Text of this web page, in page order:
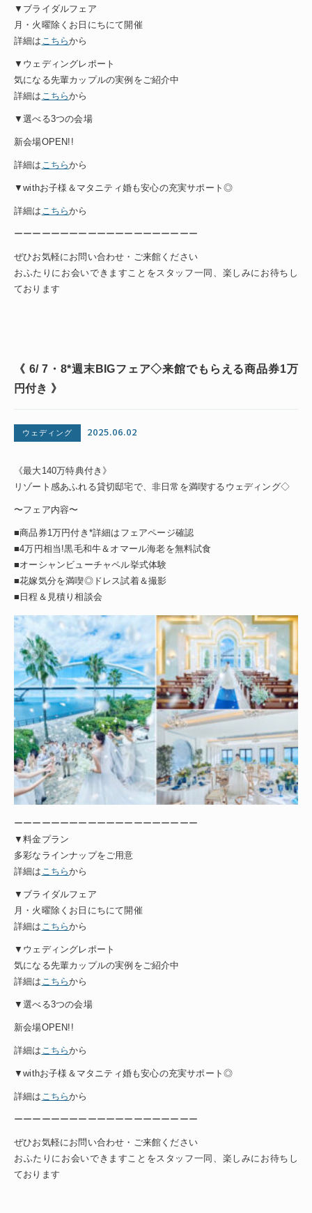
▼ブライダルフェア
月・火曜除くお日にちにて開催
詳細は こちらから
▼ウェディングレポート
気になる先輩カップルの実例をご紹介中
詳細は こちらから
▼選べる3つの会場
新会場OPEN!!
詳細は こちらから
▼withお子様＆マタニティ婚も安心の充実サポート◎
詳細は こちらから
ーーーーーーーーーーーーーーーーーーーー
ぜひお気軽にお問い合わせ・ご来館ください
おふたりにお会いできますことをスタッフ一同、楽しみにお待ちし
ております
《 6/ 7・8*週末BIGフェア◇来館でもらえる商品券1万
円付き 》
ウェディング 2025.06.02
《最大140万特典付き》
リゾート感あふれる貸切邸宅で、非日常を満喫するウェディング◇
〜フェア内容〜
■商品券1万円付き*詳細はフェアページ確認
■4万円相当!黒毛和牛＆オマール海老を無料試食
■オーシャンビューチャペル挙式体験
■花嫁気分を満喫◎ドレス試着＆撮影
■日程＆見積り相談会
ーーーーーーーーーーーーーーーーーーーー
▼料金プラン
多彩なラインナップをご用意
詳細は こちらから
▼ブライダルフェア
月・火曜除くお日にちにて開催
詳細は こちらから
▼ウェディングレポート
気になる先輩カップルの実例をご紹介中
詳細は こちらから
▼選べる3つの会場
新会場OPEN!!
詳細は こちらから
▼withお子様＆マタニティ婚も安心の充実サポート◎
詳細は こちらから
ーーーーーーーーーーーーーーーーーーーー
ぜひお気軽にお問い合わせ・ご来館ください
おふたりにお会いできますことをスタッフ一同、楽しみにお待ちし
ております